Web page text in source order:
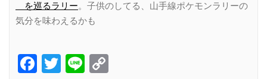
を巡るラリー。子供のしてる、山手線ポケモンラリーの
気分を味わえるかも
Facebook
Twitter
Line